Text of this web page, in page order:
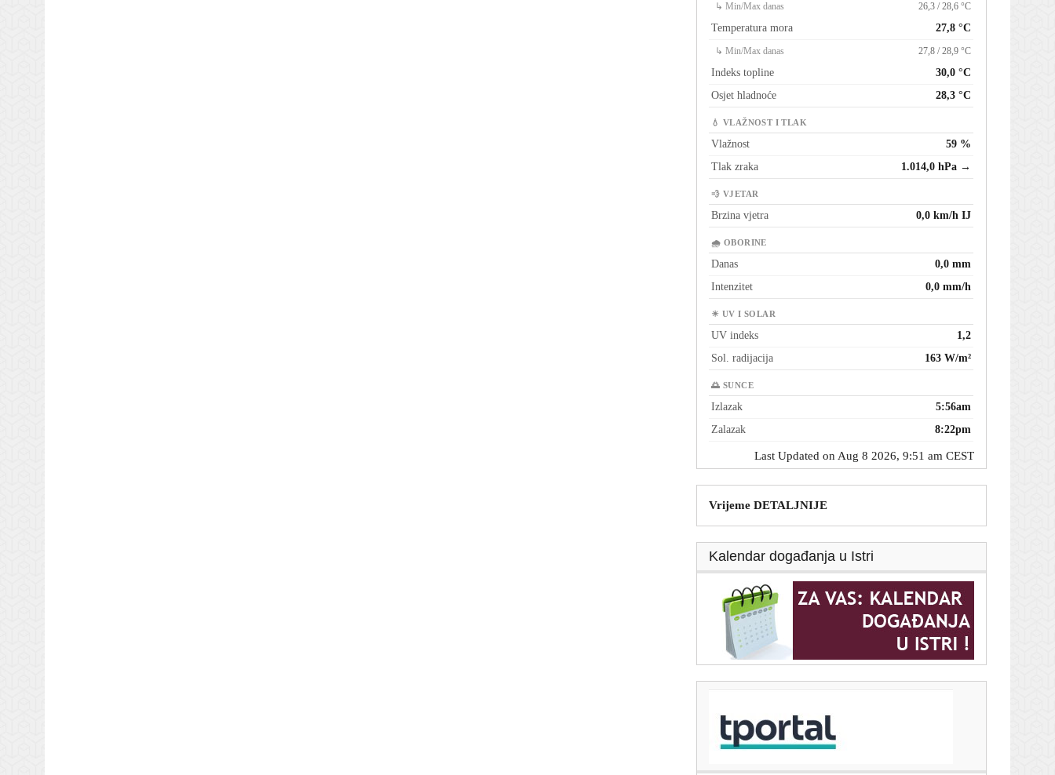
↳ Min/Max danas 26,3 / 28,6 °C
Temperatura mora 27,8 °C
↳ Min/Max danas 27,8 / 28,9 °C
Indeks topline
30,0 °C
Osjet hladnoće
28,3 °C
💧 VLAŽNOST I TLAK
Vlažnost
59 %
Tlak zraka
1.014,0 hPa →
💨 VJETAR
Brzina vjetra 0,0 km/h IJ
🌧 OBORINE
Danas
0,0 mm
Intenzitet
0,0 mm/h
☀ UV I SOLAR
UV indeks
1,2
Sol. radijacija
163 W/m²
🌅 SUNCE
Izlazak
5:56am
Zalazak
8:22pm
Last Updated on Aug 8 2026, 9:51 am CEST
Vrijeme DETALJNIJE
Kalendar događanja u Istri
Mehaničari upozoravaju: Ovaj slatkasti miris u kabini
može otkriti ozbiljan kvar